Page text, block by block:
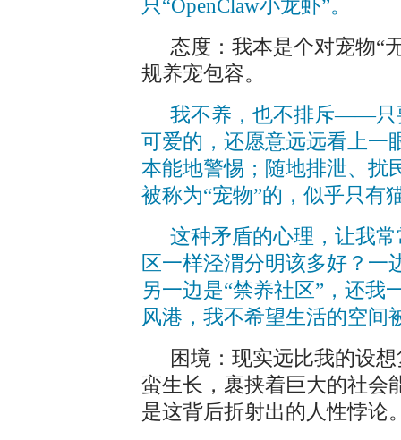
只“OpenClaw小龙虾”。
态度：我本是个对宠物“
规养宠包容。
我不养，也不排斥——只
可爱的，还愿意远远看上一
本能地警惕；随地排泄、扰
被称为“宠物”的，似乎只有
这种矛盾的心理，让我
区一样泾渭分明该多好？一
另一边是“禁养社区”，还我
风港，我不希望生活的空间
困境：现实远比我的设
蛮生长，裹挟着巨大的社会
是这背后折射出的人性悖论